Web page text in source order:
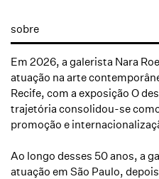
sobre
Em 2026, a galerista Nara
atuação na arte
Recife, com a exposição O
trajetória consolidou-se
promoção e
Ao longo desses 50 anos, a
atuação em São Paulo,